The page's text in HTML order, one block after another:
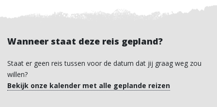
Wanneer staat deze reis gepland?
Staat er geen reis tussen voor de datum dat jij graag weg zou
willen?
Bekijk onze kalender met alle geplande reizen